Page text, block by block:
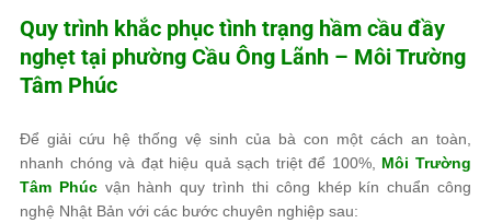
Quy trình khắc phục tình trạng hầm cầu đầy
nghẹt tại phường Cầu Ông Lãnh – Môi Trường
Tâm Phúc
Để giải cứu hệ thống vệ sinh của bà con một cách an toàn,
nhanh chóng và đạt hiệu quả sạch triệt để 100%, Môi Trường
Tâm Phúcvận hành quy trình thi công khép kín chuẩn công
nghệ Nhật Bản với các bước chuyên nghiệp sau: